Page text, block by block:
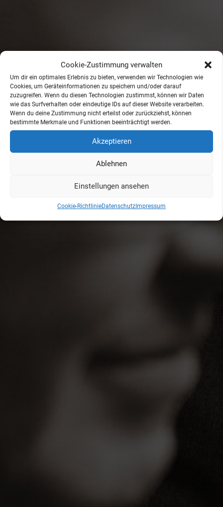
Cookie-Zustimmung verwalten
Um dir ein optimales Erlebnis zu bieten, verwenden wir Technologien wie
Cookies, um Geräteinformationen zu speichern und/oder darauf
zuzugreifen. Wenn du diesen Technologien zustimmst, können wir Daten
wie das Surfverhalten oder eindeutige IDs auf dieser Website verarbeiten.
Wenn du deine Zustimmung nicht erteilst oder zurückziehst, können
bestimmte Merkmale und Funktionen beeinträchtigt werden.
Akzeptieren
Ablehnen
Einstellungen ansehen
Cookie-RichtlinieDatenschutzImpressum